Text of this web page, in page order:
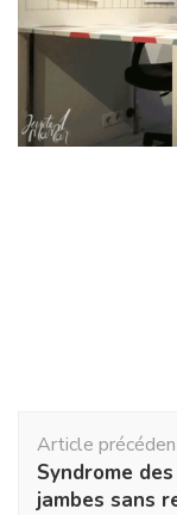
d'article
Article
Syndrome des
jambes sans